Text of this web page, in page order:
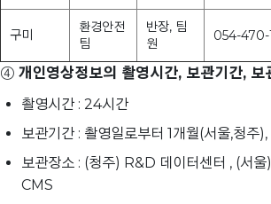
구미
환경안전
팀
반장, 팀
원
054-
④ 개인영상정보의 촬영시간, 보관기간, 보
촬영시간 : 24시간
보관기간 : 촬영일로부터 1개월(서울,청주
보관장소 : (청주) R&D 데이터센터 , (서
CMS